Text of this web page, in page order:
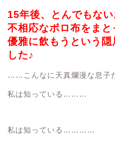
15年後、とんでもな
不相応なボロ布をま
優雅に飲もうという隠
した♪
……こんなに天真爛漫な息子
私は知っている………
私は知っている…………